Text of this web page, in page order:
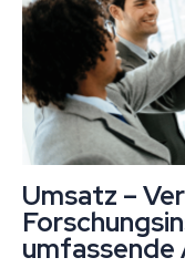
Umsatz –
umfassende